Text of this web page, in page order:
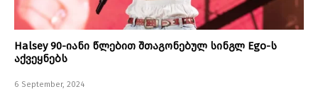
Halsey 90-იანი წლებით შთაგონებულ სინგლ Ego-ს
აქვეყნებს
6 September, 2024